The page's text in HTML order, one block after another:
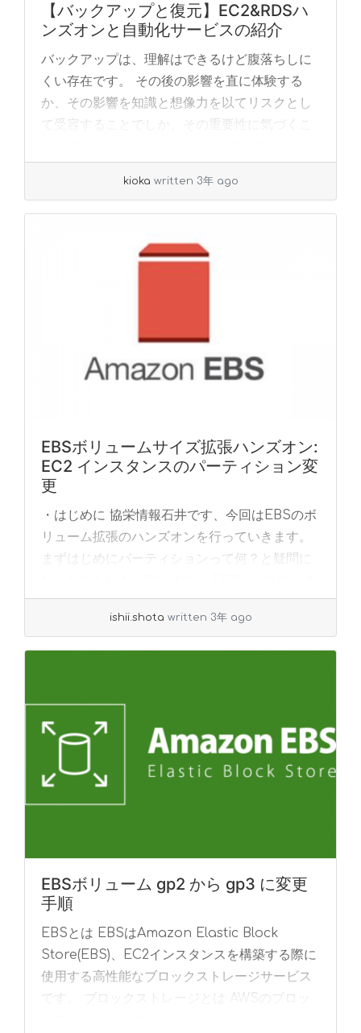
【バックアップと復元】EC2&RDSハ
ンズオンと自動化サービスの紹介
バックアップは、理解はできるけど腹落ちしに
くい存在です。 その後の影響を直に体験する
か、その影響を知識と想像力を以てリスクとし
て受容することでしか、その重要性に気づくこ
kioka written 3年 ago
EBSボリュームサイズ拡張ハンズオン:
EC2 インスタンスのパーティション変
更
・はじめに 協栄情報石井です、今回はEBSのボ
リューム拡張のハンズオンを行っていきます。
まずはじめにパーティションって何？と疑問に
での「パーティション変更」とは、単純に、
read more
ishii.shota written 3年 ago
EBSボリューム gp2 から gp3 に変更
手順
EBSとは EBSはAmazon Elastic Block
Store(EBS)、EC2インスタンスを構築する際に
使用する高性能なブロックストレージサービス
です。 ブロックストレージとは AWSのブロッ